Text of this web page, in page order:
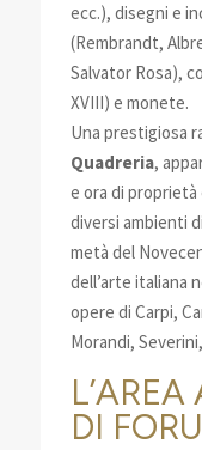
ecc.), disegni e
(Rembrandt,
Salvator Rosa),
XVIII) e monete.
Una prestigiosa
Quadreria,
e ora di proprietà
diversi ambienti
metà del
dell’arte italiana
opere di Carpi,
Morandi,
DI